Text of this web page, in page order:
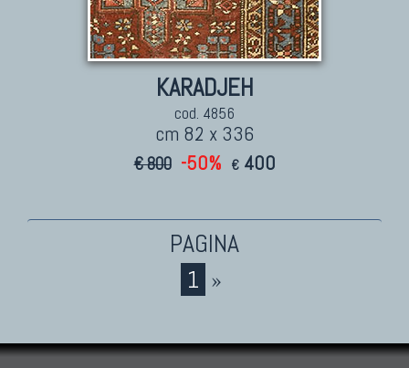
KARADJEH
cod. 4856
cm 82 x 336
€ 800 -50% € 400
1 »